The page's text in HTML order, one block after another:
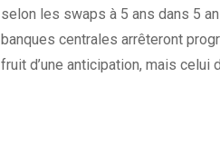
selon les swaps à 5 ans dans 5
banques centrales arrêteront
fruit d’une anticipation, mais celui